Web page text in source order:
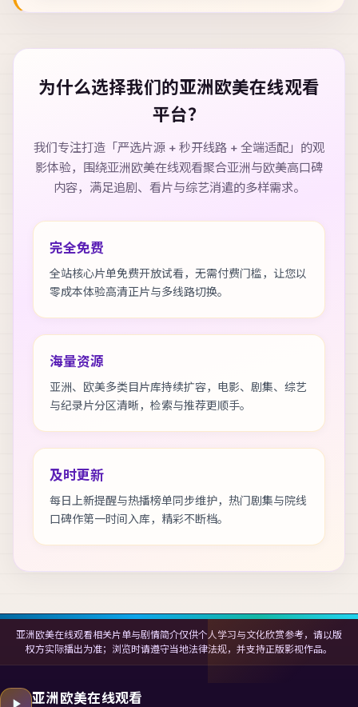
为什么选择我们的亚洲欧美在线观看
平台？
我们专注打造「严选片源 + 秒开线路 + 全端适配」的观
影体验，围绕亚洲欧美在线观看聚合亚洲与欧美高口碑
内容，满足追剧、看片与综艺消遣的多样需求。
完全免费
全站核心片单免费开放试看，无需付费门槛，让您以
零成本体验高清正片与多线路切换。
海量资源
亚洲、欧美多类目片库持续扩容，电影、剧集、综艺
与纪录片分区清晰，检索与推荐更顺手。
及时更新
每日上新提醒与热播榜单同步维护，热门剧集与院线
口碑作第一时间入库，精彩不断档。
亚洲欧美在线观看相关片单与剧情简介仅供个人学习与文化欣赏参考，请以版
权方实际播出为准；浏览时请遵守当地法律法规，并支持正版影视作品。
亚洲欧美在线观看